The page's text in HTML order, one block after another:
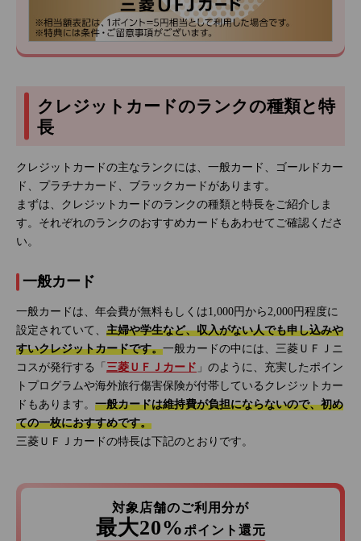
クレジットカードのランクの種類と特
長
クレジットカードの主なランクには、一般カード、ゴールドカー
ド、プラチナカード、ブラックカードがあります。
まずは、クレジットカードのランクの種類と特長をご紹介しま
す。それぞれのランクのおすすめカードもあわせてご確認くださ
い。
一般カード
一般カードは、年会費が無料もしくは1,000円から2,000円程度に
設定されていて、 主婦や学生など、収入がない人でも申し込みや
すいクレジットカードです。一般カードの中には、三菱ＵＦＪニ
コスが発行する「 三菱ＵＦＪカード 」のように、充実したポイン
トプログラムや海外旅行傷害保険が付帯しているクレジットカー
ドもあります。 一般カードは維持費が負担にならないので、初め
ての一枚におすすめです。
三菱ＵＦＪカードの特長は下記のとおりです。
対象店舗のご利用分が
最大20% ポイント還元